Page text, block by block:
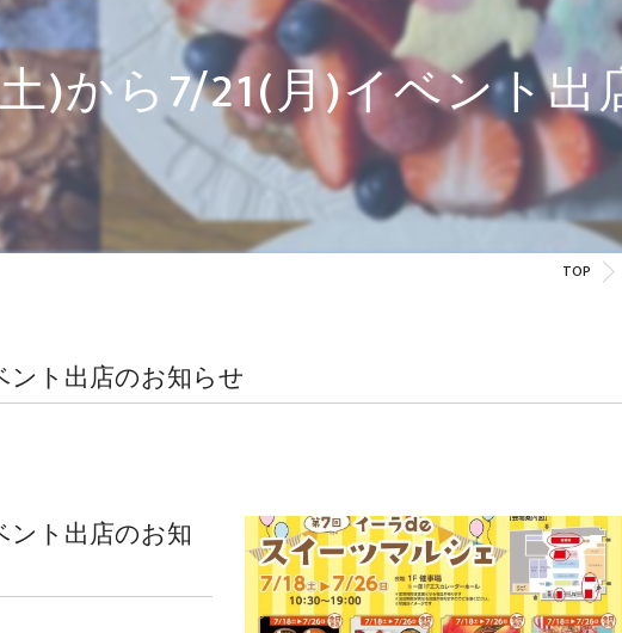
バースデーケーキ
オーダーメイドについて
オンラインSHOPカタログ
クッキー缶カタログ
オリジナルクッキー カタログ
)から7/21(月)イベント
TOP
ント出店のお知らせ
ント出店のお知